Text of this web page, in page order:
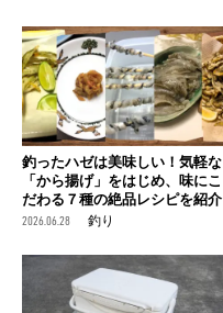
釣ったハゼは美味しい！気軽な
「から揚げ」をはじめ、味にこ
だわる７種の絶品レシピを紹介
2026.06.28 釣り